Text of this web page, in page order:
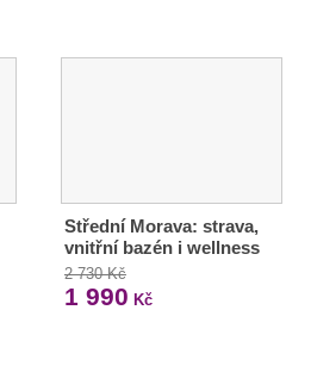
Střední Morava: strava,
vnitřní bazén i wellness
2 730 Kč
1 990 Kč